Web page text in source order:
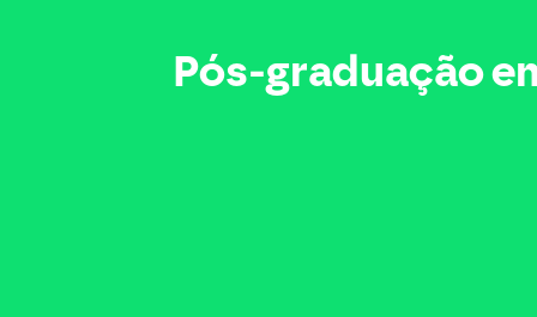
Pós-graduação